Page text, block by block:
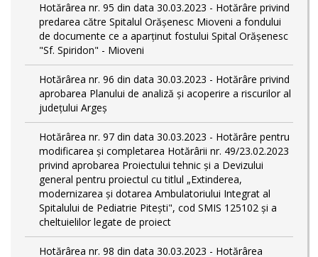
Hotărârea nr. 95 din data 30.03.2023 - Hotărâre privind
predarea către Spitalul Orășenesc Mioveni a fondului
de documente ce a aparținut fostului Spital Orășenesc
"Sf. Spiridon" - Mioveni
Hotărârea nr. 96 din data 30.03.2023 - Hotărâre privind
aprobarea Planului de analiză și acoperire a riscurilor al
județului Argeș
Hotărârea nr. 97 din data 30.03.2023 - Hotărâre pentru
modificarea și completarea Hotărârii nr. 49/23.02.2023
privind aprobarea Proiectului tehnic și a Devizului
general pentru proiectul cu titlul „Extinderea,
modernizarea și dotarea Ambulatoriului Integrat al
Spitalului de Pediatrie Pitești", cod SMIS 125102 și a
cheltuielilor legate de proiect
Hotărârea nr. 98 din data 30.03.2023 - Hotărârea